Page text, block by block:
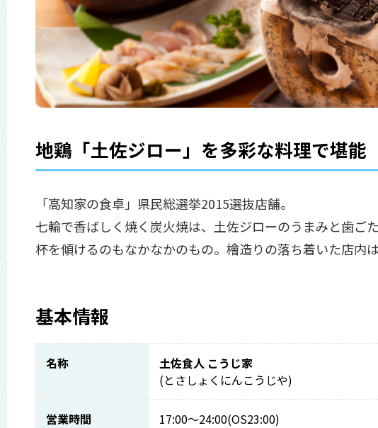
地鶏「土佐ジロー」を多彩な料理で堪能
「高知家の食卓」県民総選挙2015選抜店舗。
七輪で香ばしく焼く炭火焼は、土佐ジローのうまみと歯ご
杯を傾けるのもなかなかのもの。檜造りの落ち着いた店内
基本情報
名称
土佐食人 こうじ家
(とさしょくにんこうじや)
営業時間 17:00～24:00(OS23:00)